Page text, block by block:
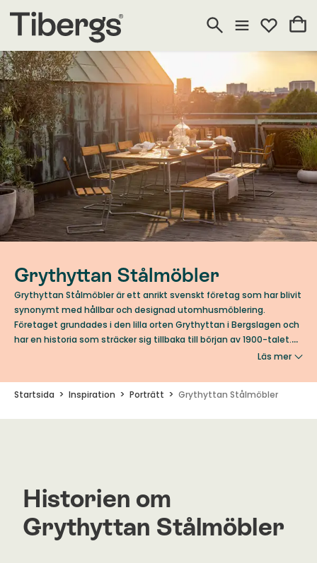
Grythyttan Stålmöbler
Grythyttan Stålmöbler är ett anrikt svenskt företag som har blivit
synonymt med hållbar och designad utomhusmöblering.
Företaget grundades i den lilla orten Grythyttan i Bergslagen och
har en historia som sträcker sig tillbaka till början av 1900-talet.
Genom årtiondena har Grythyttan Stålmöbler förknippats med
över hela världen.
Läs mer
Startsida Inspiration Porträtt Grythyttan Stålmöbler
Historien om
Grythyttan Stålmöbler